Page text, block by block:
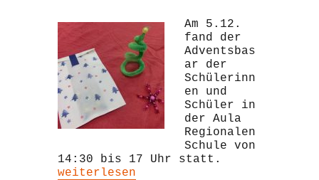
Am 5.12.
fand der
Adventsbas
ar der
Schülerinn
en und
Schüler in
der Aula
Regionalen
Schule von
14:30 bis 17 Uhr statt.
„Adventsbasar in der Regionalen
weiterlesen